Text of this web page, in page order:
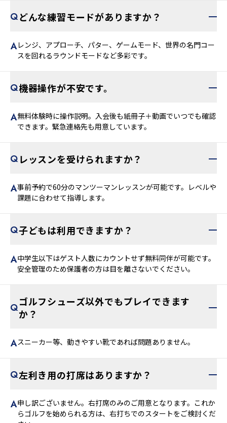
どんな練習モードがありますか？
レンジ、アプローチ、パター、ゲームモード、世界の名門コー
スを回れるラウンドモードなど多彩です。
機器操作が不安です。
無料体験時に操作説明。入会後も紙冊子＋動画でいつでも確認
できます。緊急連絡先も用意しています。
レッスンを受けられますか？
事前予約で60分のマンツーマンレッスンが可能です。レベルや
課題に合わせて指導します。
子どもは利用できますか？
中学生以下はゲスト人数にカウントせず無料同伴が可能です。
安全管理のため保護者の方は目を離さないでください。
ゴルフシューズ以外でもプレイできます
か？
スニーカー等、動きやすい靴であれば問題ありません。
左利き用の打席はありますか？
申し訳ございません。右打席のみのご用意となります。これか
らゴルフを始められる方は、右打ちでのスタートをご検討くだ